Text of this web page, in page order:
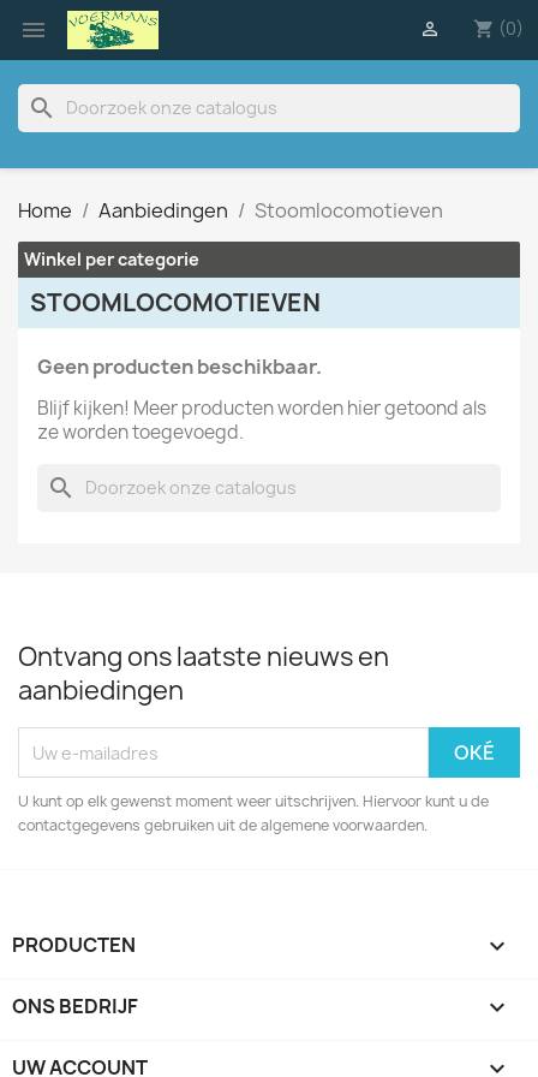
 shopping_cart (0)

search
Home Aanbiedingen Stoomlocomotieven
Winkel per categorie
STOOMLOCOMOTIEVEN
Geen producten beschikbaar.
Blijf kijken! Meer producten worden hier getoond als
ze worden toegevoegd.
search
Ontvang ons laatste nieuws en
aanbiedingen
U kunt op elk gewenst moment weer uitschrijven. Hiervoor kunt u de
contactgegevens gebruiken uit de algemene voorwaarden.
PRODUCTEN 
ONS BEDRIJF 
UW ACCOUNT 